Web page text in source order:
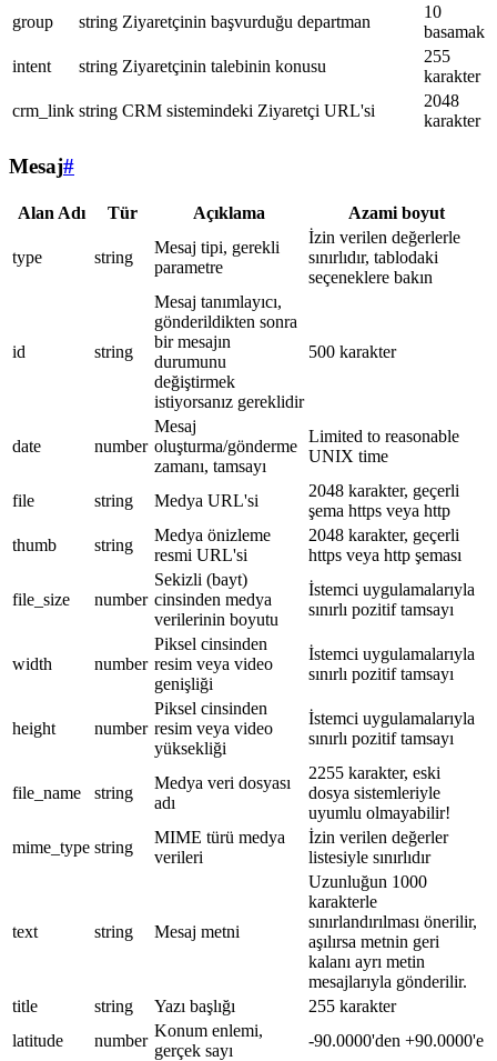
group
string Ziyaretçinin başvurduğu departman
10
basamak
intent
string Ziyaretçinin talebinin konusu
255
karakter
crm_link string CRM sistemindeki Ziyaretçi URL'si
2048
karakter
Mesaj#
Alan Adı Tür Açıklama Azami boyut
type string
Mesaj tipi, gerekli
parametre
İzin verilen değerlerle
sınırlıdır, tablodaki
seçeneklere bakın
id string
Mesaj tanımlayıcı,
gönderildikten sonra
bir mesajın
durumunu
değiştirmek
istiyorsanız gereklidir
500 karakter
date number
Mesaj
oluşturma/gönderme
zamanı, tamsayı
Limited to reasonable
UNIX time
file string Medya URL'si
2048 karakter, geçerli
şema https veya http
thumb
string
Medya önizleme
resmi URL'si
2048 karakter, geçerli
https veya http şeması
file_size number
Sekizli (bayt)
cinsinden medya
verilerinin boyutu
İstemci uygulamalarıyla
sınırlı pozitif tamsayı
width number
Piksel cinsinden
resim veya video
genişliği
İstemci uygulamalarıyla
sınırlı pozitif tamsayı
height number
Piksel cinsinden
resim veya video
yüksekliği
İstemci uygulamalarıyla
sınırlı pozitif tamsayı
file_name string
Medya veri dosyası
adı
2255 karakter, eski
dosya sistemleriyle
uyumlu olmayabilir!
mime_type string
MIME türü medya
verileri
İzin verilen değerler
listesiyle sınırlıdır
text string Mesaj metni
Uzunluğun 1000
karakterle
sınırlandırılması önerilir,
aşılırsa metnin geri
kalanı ayrı metin
mesajlarıyla gönderilir.
title
string Yazı başlığı
255 karakter
latitude
number
Konum enlemi,
gerçek sayı
-90.0000'den +90.0000'e